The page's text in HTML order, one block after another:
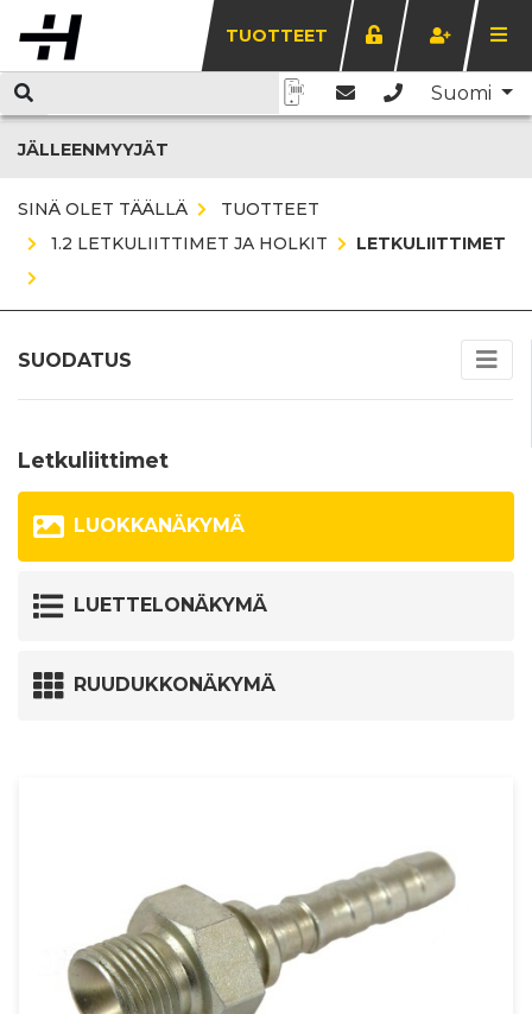
TUOTTEET
Suomi
JÄLLEENMYYJÄT
SINÄ OLET TÄÄLLÄ
TUOTTEET
1.2 LETKULIITTIMET JA HOLKIT
LETKULIITTIMET
SUODATUS
Letkuliittimet
LUOKKANÄKYMÄ
LUETTELONÄKYMÄ
RUUDUKKONÄKYMÄ